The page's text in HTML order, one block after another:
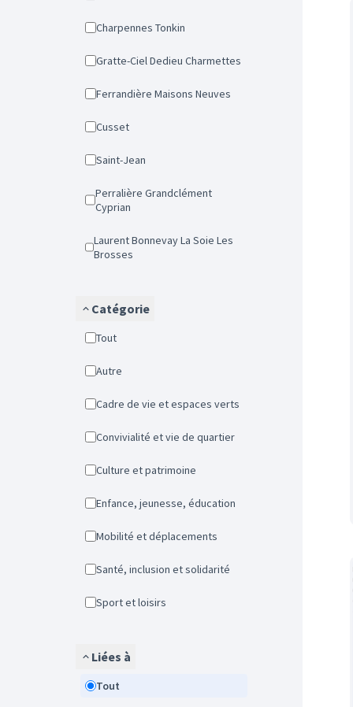
Charpennes Tonkin
Gratte-Ciel Dedieu Charmettes
Ferrandière Maisons Neuves
Cusset
Saint-Jean
Perralière Grandclément
Cyprian
Laurent Bonnevay La Soie Les
Brosses
Catégorie
Tout
Autre
Cadre de vie et espaces verts
Convivialité et vie de quartier
Culture et patrimoine
Enfance, jeunesse, éducation
Mobilité et déplacements
Santé, inclusion et solidarité
Sport et loisirs
Liées à
Tout